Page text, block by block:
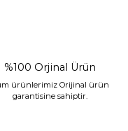
%100 Orjinal Ürün
ürünlerimiz Orijinal ürün
garantisine sahiptir.